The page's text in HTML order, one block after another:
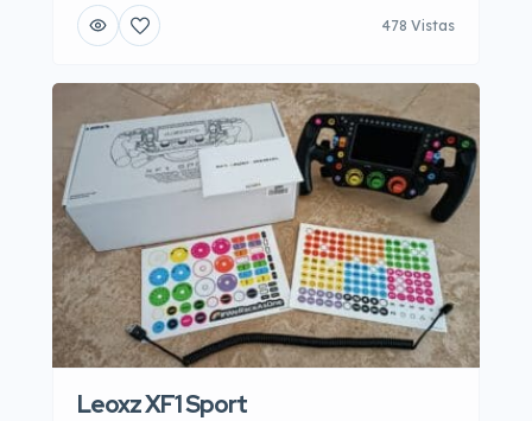
478 Vistas
Leoxz XF1 Sport